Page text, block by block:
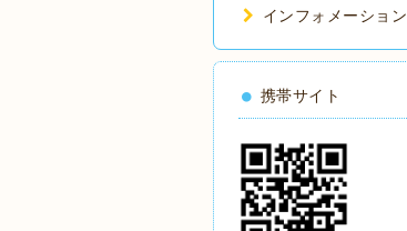
インフォメーション
携帯サイト